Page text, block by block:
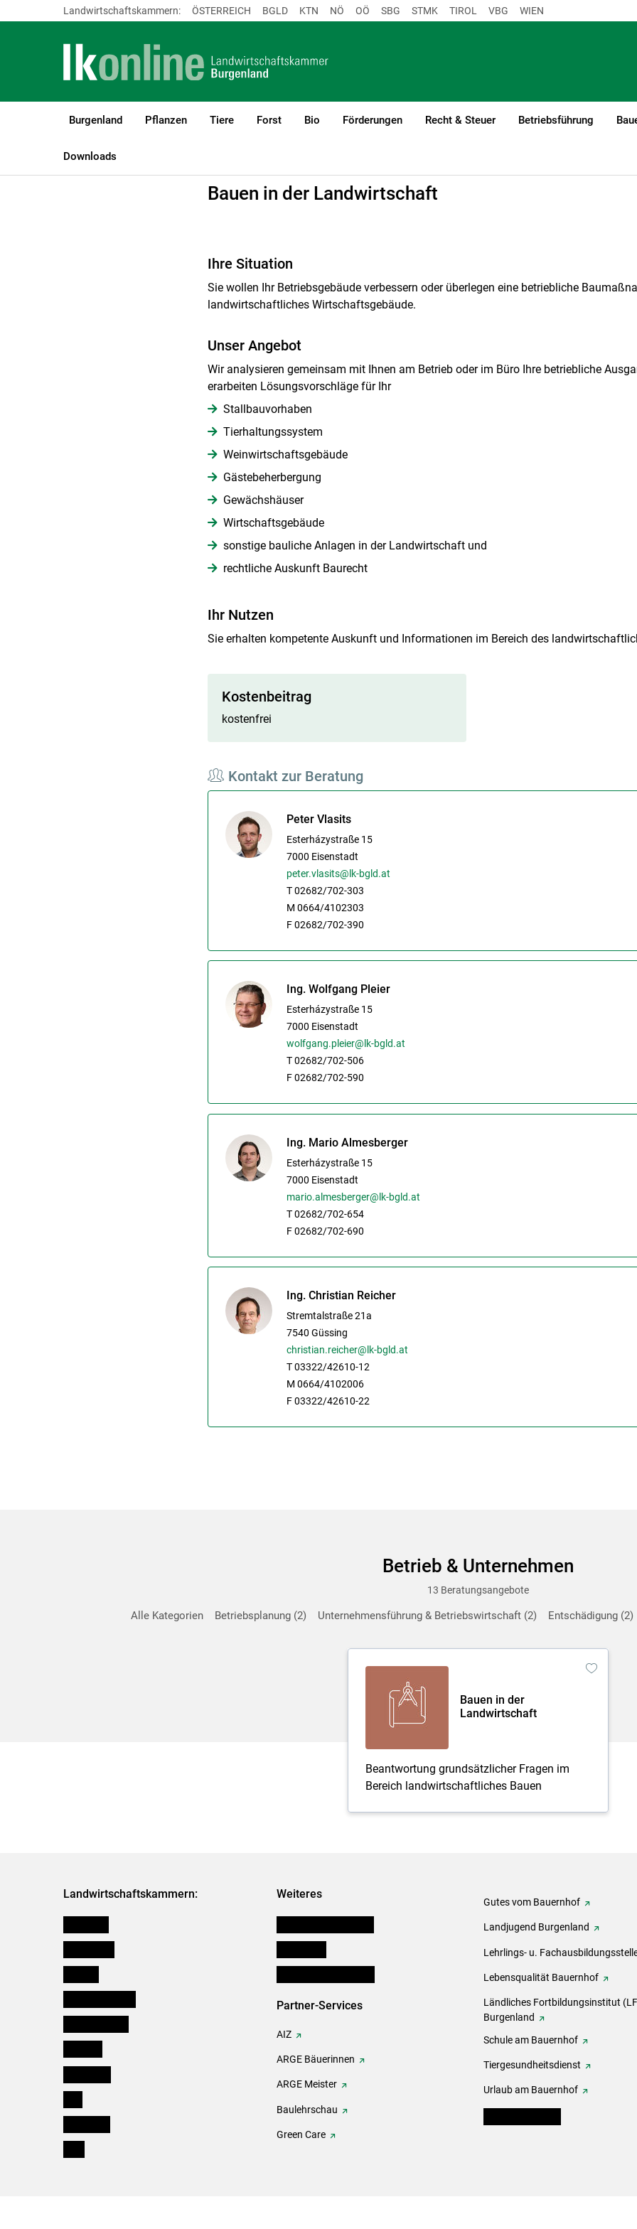
Landwirtschaftskammern: ÖSTERREICH BGLD KTN NÖ OÖ SBG STMK TIROL VBG WIEN
Burgenland Pflanzen Tiere Forst Bio Förderungen Recht & Steuer Betriebsführung
Downloads
LK Burgenland
Bauen in der Landwirtschaft
Ihre Situation
Sie wollen Ihr Betriebsgebäude verbessern oder überlegen eine betriebliche
landwirtschaftliches Wirtschaftsgebäude.
Unser Angebot
Wir analysieren gemeinsam mit Ihnen am Betrieb oder im Büro Ihre betriebliche
erarbeiten Lösungsvorschläge für Ihr
Stallbauvorhaben
Tierhaltungssystem
Weinwirtschaftsgebäude
Gästebeherbergung
Gewächshäuser
Wirtschaftsgebäude
sonstige bauliche Anlagen in der Landwirtschaft und
rechtliche Auskunft Baurecht
Ihr Nutzen
Sie erhalten kompetente Auskunft und Informationen im Bereich des
Kostenbeitrag
kostenfrei
Kontakt zur Beratung
Peter Vlasits
Esterházystraße 15
7000 Eisenstadt
peter.vlasits@lk-bgld.at
T 02682/702-303
M 0664/4102303
F 02682/702-390
Ing. Wolfgang Pleier
Esterházystraße 15
7000 Eisenstadt
wolfgang.pleier@lk-bgld.at
T 02682/702-506
F 02682/702-590
Ing. Mario Almesberger
Esterházystraße 15
7000 Eisenstadt
mario.almesberger@lk-bgld.at
T 02682/702-654
F 02682/702-690
Ing. Christian Reicher
Stremtalstraße 21a
7540 Güssing
christian.reicher@lk-bgld.at
T 03322/42610-12
M 0664/4102006
F 03322/42610-22
Betrieb & Unternehmen
13 Beratungsangebote
Alle Kategorien Betriebsplanung 2 Unternehmensführung & Betriebswirtschaft 2 Entschädigung 2
Bauen in der
Landwirtschaft
Beantwortung grundsätzlicher Fragen im
Bereich landwirtschaftliches Bauen
Landwirtschaftskammern: Weiteres
Partner-Services
AIZ
ARGE Bäuerinnen
ARGE Meister
Baulehrschau
Green Care
Gutes vom Bauernhof
Landjugend Burgenland
Lehrlings- u.
Lebensqualität Bauernhof
Ländliches Fortbildungsinstitut
Burgenland
Schule am Bauernhof
Tiergesundheitsdienst
Urlaub am Bauernhof